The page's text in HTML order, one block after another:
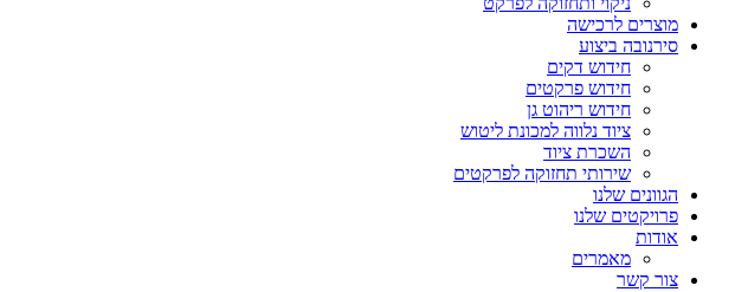
מוצרים לרכישה
סירנובה ביצוע
חידוש דקים
חידוש פרקטים
חידוש ריהוט גן
ציוד נלווה למכונת ליטוש
השכרת ציוד
שירותי תחזוקה לפרקטים
הגוונים שלנו
פרויקטים שלנו
אודות
מאמרים
צור קשר